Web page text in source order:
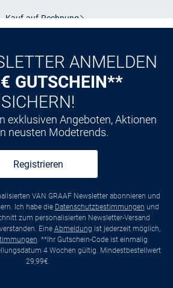
Kauf auf Rechnung
ANMELDEN
GUTSCHEIN**
SICHERN!
exklusiven Angeboten, Aktionen
neusten Modetrends.
Registrieren
VAN GRAAF Newsletter abonnieren und
Ich habe die Datenschutzbestimmungen und
zum personalisierten Newsletter-Versand
Eine Abmeldung ist jederzeit möglich,
. **Ihr Gutschein-Code ist einmalig
4 Wochen gültig. Mindestbestellwert
29,99€.